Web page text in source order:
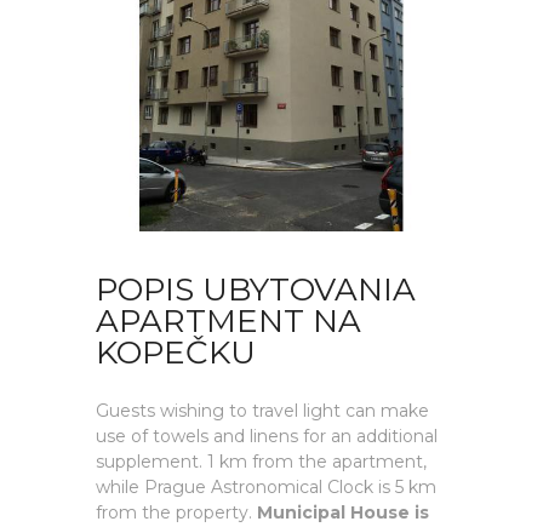
POPIS UBYTOVANIA
APARTMENT NA
KOPEČKU
Guests wishing to travel light can make
use of towels and linens for an additional
supplement. 1 km from the apartment,
while Prague Astronomical Clock is 5 km
from the property. Municipal House is